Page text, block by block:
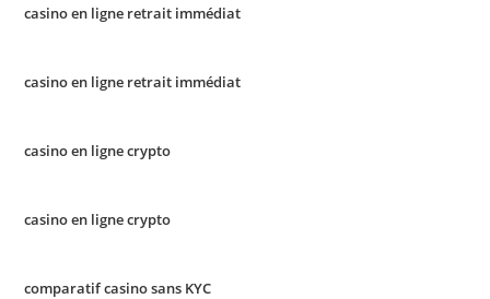
casino en ligne retrait immédiat
casino en ligne retrait immédiat
casino en ligne crypto
casino en ligne crypto
comparatif casino sans KYC